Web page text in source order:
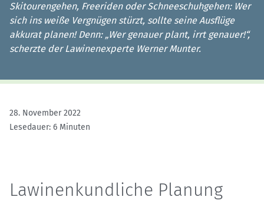
Skitourengehen, Freeriden oder Schneeschuhgehen: Wer
sich ins weiße Vergnügen stürzt, sollte seine Ausflüge
akkurat planen! Denn: „Wer genauer plant, irrt genauer!“,
scherzte der Lawinenexperte Werner Munter.
28. November 2022
Lesedauer: 6 Minuten
Lawinenkundliche Planung